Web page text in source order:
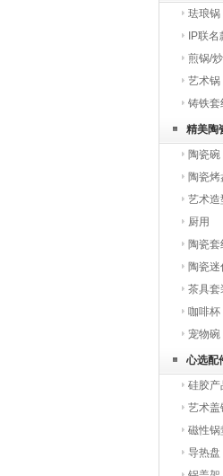
珐琅锅
IP联名
煎锅/
艺术锅
铸铁套
精美陶
陶瓷碗
陶瓷烤
艺术造
厨用
陶瓷套
陶瓷迷
茶具套
咖啡杯
宠物碗
心选配
硅胶产
艺术盖
磁性锅
导热盘